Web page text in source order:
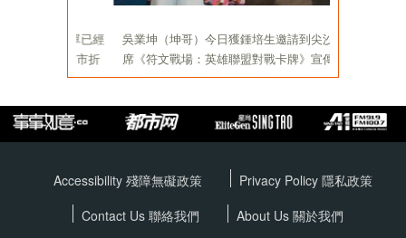
Accessibility 殘障無礙政策 Privacy Policy 隱私政策
Contact Us 聯絡我們
About Us 關於我們